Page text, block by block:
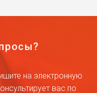
на электронную
вас по